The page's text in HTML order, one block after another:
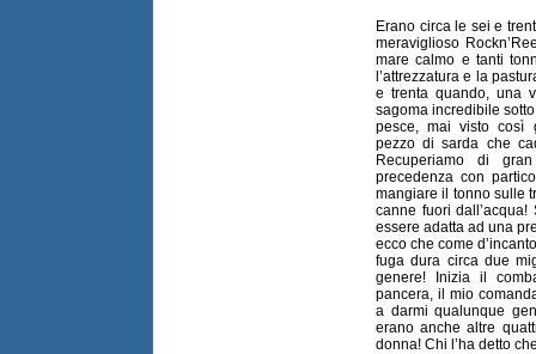
Erano circa le sei e
meraviglioso
mare calmo e tanti
l’attrezzatura e la
e trenta quando, una
sagoma incredibile
pesce, mai visto così
pezzo di sarda che
Recuperiamo di
precedenza con
mangiare il tonno sulle
canne fuori
essere adatta ad una
ecco che come
fuga dura circa due
genere! Inizia il
pancera, il mio
a darmi qualunque
erano anche altre
donna! Chi l’ha detto